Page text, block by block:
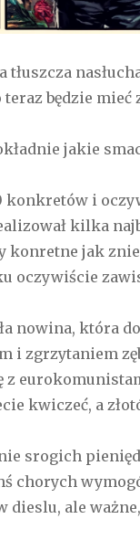
tłuszcza
będzie
jakie
konkretów i
kilka
konretne jak
oczywiście
nowina, która
i zgrzytaniem
z
kwiczeć, a
srogich
chorych
dieslu, ale